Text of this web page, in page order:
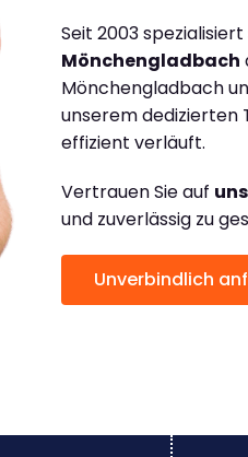
Seit 2003
Mönchengladbach
Mönchengladbach
unserem dedizierten
effizient verläuft.
Vertrauen Sie auf
und zuverlässig zu
Unverbindlich